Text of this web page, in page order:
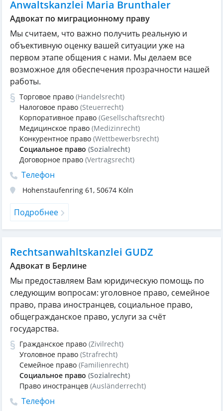
Anwaltskanzlei Maria Brunthaler
Адвокат по миграционному праву
Мы считаем, что важно получить реальную и
объективную оценку вашей ситуации уже на
первом этапе общения с нами. Мы делаем все
возможное для обеспечения прозрачности нашей
работы.
Торговое право (Handelsrecht)
Налоговое право (Steuerrecht)
Корпоративное право (Gesellschaftsrecht)
Медицинское право (Medizinrecht)
Конкурентное право (Wettbewerbsrecht)
Социальное право (Sozialrecht)
Договорное право (Vertragsrecht)
Телефон
Hohenstaufenring 61, 50674 Köln
Подробнее
Rechtsanwahltskanzlei GUDZ
Адвокат в Берлине
Мы предоставляем Вам юридическую помощь по
следующим вопросам: уголовное право, семейное
право, права иностранцев, социальное право,
общегражданское право, услуги за счёт
государства.
Гражданское право (Zivilrecht)
Уголовное право (Strafrecht)
Семейное право (Familienrecht)
Социальное право (Sozialrecht)
Право иностранцев (Ausländerrecht)
Телефон